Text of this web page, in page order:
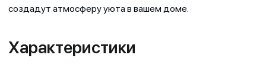
создадут атмосферу уюта в вашем доме.
Характеристики